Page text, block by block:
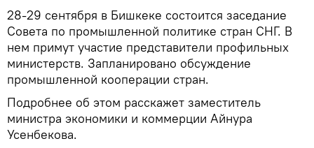
28-29 сентября в Бишкеке состоится заседание
Совета по промышленной политике стран СНГ. В
нем примут участие представители профильных
министерств. Запланировано обсуждение
промышленной кооперации стран.
Подробнее об этом расскажет заместитель
министра экономики и коммерции Айнура
Усенбекова.